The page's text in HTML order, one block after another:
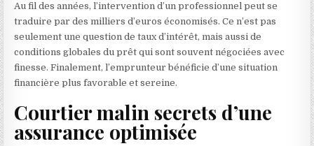
Au fil des années, l’intervention d’un professionnel peut se
traduire par des milliers d’euros économisés. Ce n’est pas
seulement une question de taux d’intérêt, mais aussi de
conditions globales du prêt qui sont souvent négociées avec
finesse. Finalement, l’emprunteur bénéficie d’une situation
financière plus favorable et sereine.
Courtier malin secrets d’une
assurance optimisée